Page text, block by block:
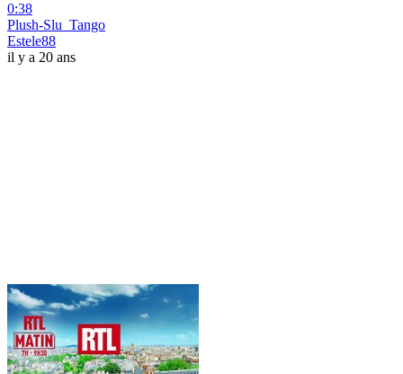
0:38
Plush-Slu_Tango
Estele88
il y a 20 ans